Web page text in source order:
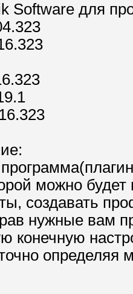
Software для
можно
создавать
нужные вам
конечную